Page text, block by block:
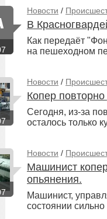
Новости /
В
Как передаёт
на пешеходном
Новости /
Копер
Сегодня, из-за
осталось только
Новости /
Машинист
опьянения.
Машинист,
состоянии